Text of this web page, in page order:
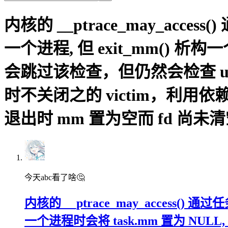
内核的
一个进程, 但 exit_mm() 析构
会跳过该检查，但仍然会检查
时不关闭之的 victim，利用依
退出时 mm 置为空而 fd 尚未
今天abc看了啥🤔
内核的 __ptrace_may_access() 通过
一个进程时会将 task.mm 置为